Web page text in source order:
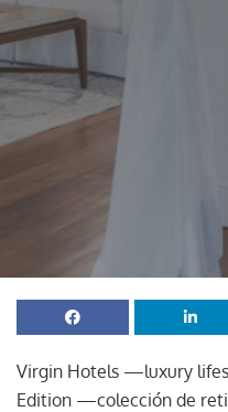
Virgin Hotels —luxury
Edition —colección de